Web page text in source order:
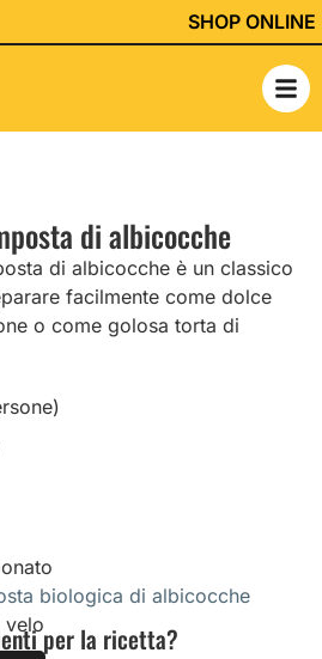
SHOP ONLINE
di albicocche
di albicocche è un classico
facilmente come dolce
o come golosa torta di
biologica di albicocche
veloper la ricetta?